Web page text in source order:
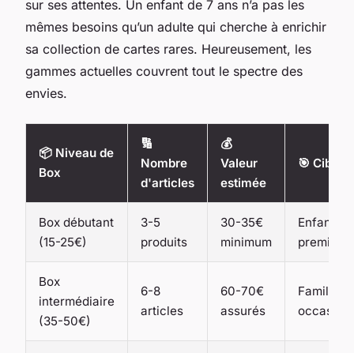
sur ses attentes. Un enfant de 7 ans n’a pas les
mêmes besoins qu’un adulte qui cherche à enrichir
sa collection de cartes rares. Heureusement, les
gammes actuelles couvrent tout le spectre des
envies.
📦 Niveau de
Box
🔢
Nombre
d'articles
💰
Valeur
estimée
🎯 Cible
Box débutant
(15-25€)
3-5
produits
30-35€
minimum
Enfants,
premiers
Box
intermédiaire
(35-50€)
6-8
articles
60-70€
assurés
Familles,